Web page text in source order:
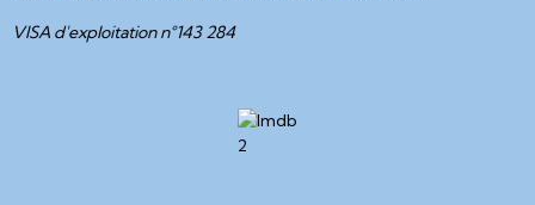
VISA d'exploitation n°143 284